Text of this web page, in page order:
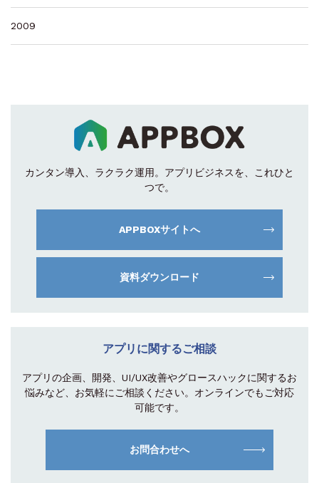
2009
カンタン導入、ラクラク運用。 アプリビジネスを、これひと
つで。
APPBOXサイトへ
資料ダウンロード
アプリに関するご相談
アプリの企画、開発、UI/UX改善やグロースハックに関するお
悩みなど、お気軽にご相談 ください。オンラインでもご対応
可能です。
お問合わせへ